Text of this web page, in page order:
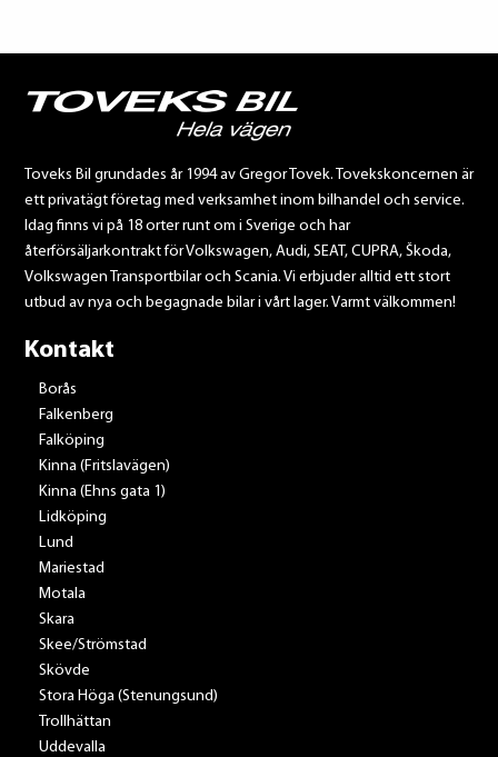
Toveks Bil grundades år 1994 av Gregor Tovek. Tovekskoncernen är
ett privatägt företag med verksamhet inom bilhandel och service.
Idag finns vi på 18 orter runt om i Sverige och har
återförsäljarkontrakt för Volkswagen, Audi, SEAT, CUPRA, Škoda,
Volkswagen Transportbilar och Scania. Vi erbjuder alltid ett stort
utbud av nya och begagnade bilar i vårt lager. Varmt välkommen!
Kontakt
Borås
Falkenberg
Falköping
Kinna (Fritslavägen)
Kinna (Ehns gata 1)
Lidköping
Lund
Mariestad
Motala
Skara
Skee/Strömstad
Skövde
Stora Höga (Stenungsund)
Trollhättan
Uddevalla